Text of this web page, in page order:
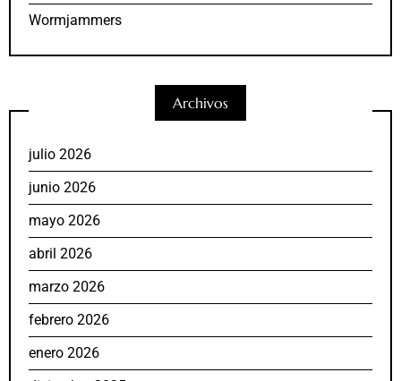
Wormjammers
Archivos
julio 2026
junio 2026
mayo 2026
abril 2026
marzo 2026
febrero 2026
enero 2026